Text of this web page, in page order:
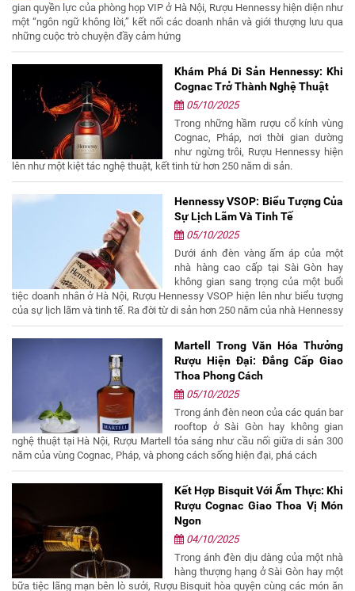
gian quyền lực của phòng họp VIP ở Hà Nội, Rượu Hennessy hiện diện như
một “ngôn ngữ không lời,” kết nối các doanh nhân và giới thượng lưu qua
những cuộc trò chuyện đầy cảm hứng
Khám Phá Di Sản Hennessy: Khi
Cognac Trở Thành Nghệ Thuật
05/10/2025
Trong những hầm rượu cổ kính vùng
Cognac, Pháp, nơi thời gian dường
như ngừng trôi, Rượu Hennessy hiện
lên như một kiệt tác nghệ thuật, kết tinh từ hơn 250 năm di sản.
Hennessy VSOP: Biểu Tượng Của
Sự Lịch Lãm Và Tinh Tế
05/10/2025
Dưới ánh đèn vàng ấm áp của một
nhà hàng cao cấp tại Sài Gòn hay
không gian sang trọng của một buổi
tiệc doanh nhân ở Hà Nội, Rượu Hennessy VSOP hiện lên như biểu tượng
của sự lịch lãm và tinh tế. Ra đời từ di sản hơn 250 năm của nhà Hennessy
Martell Trong Văn Hóa Thưởng
Rượu Hiện Đại: Đẳng Cấp Giao
Thoa Phong Cách
05/10/2025
Trong ánh đèn neon của các quán bar
rooftop ở Sài Gòn hay không gian
nghệ thuật tại Hà Nội, Rượu Martell tỏa sáng như cầu nối giữa di sản 300
năm của vùng Cognac, Pháp, và phong cách sống hiện đại, phá cách
Kết Hợp Bisquit Với Ẩm Thực: Khi
Rượu Cognac Giao Thoa Vị Món
Ngon
04/10/2025
Trong ánh đèn dịu dàng của một nhà
hàng thượng hạng ở Sài Gòn hay một
bữa tiệc lãng mạn bên lò sưởi, Rượu Bisquit hòa quyện cùng các món ăn